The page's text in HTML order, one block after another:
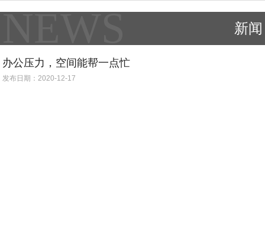
新闻
NEWS
办公压力，空间能帮一点忙
发布日期：2020-12-17